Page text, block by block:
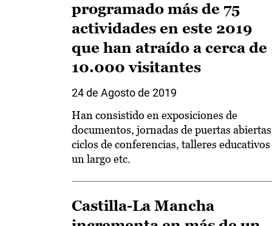
programado más de 75
actividades en este 2019
que han atraído a cerca de
10.000 visitantes
24 de Agosto de 2019
Han consistido en exposiciones de
documentos, jornadas de puertas
ciclos de conferencias, talleres educativos
un largo etc.
Castilla-La Mancha